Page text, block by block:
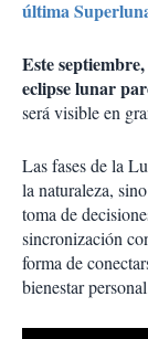
última
Este
eclipse lunar
será visible en
Las fases de la
la naturaleza,
toma de
sincronización
forma de
bienestar